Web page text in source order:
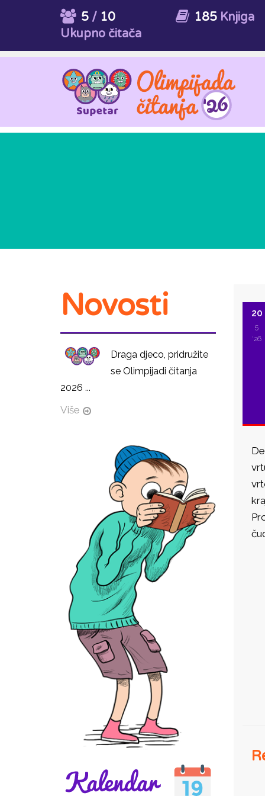
5/ 10
Ukupno čitača
185Knjiga
20
5
'26
Novosti
Draga djeco, pridružite
se Olimpijadi čitanja
2026 ...
Više